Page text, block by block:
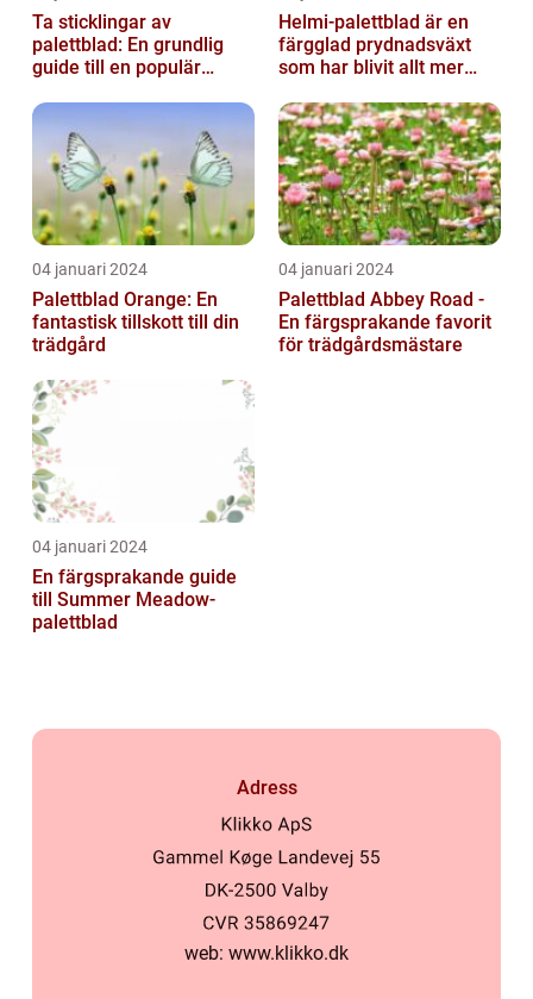
Ta sticklingar av
palettblad: En grundlig
guide till en populär
Helmi-palettblad är en
färgglad prydnadsväxt
som har blivit allt mer
trädgårdsentusias...
04 januari 2024
Palettblad Orange: En
fantastisk tillskott till din
trädgård
04 januari 2024
Palettblad Abbey Road -
En färgsprakande favorit
för trädgårdsmästare
04 januari 2024
En färgsprakande guide
till Summer Meadow-
palettblad
Adress
web: www.klikko.dk